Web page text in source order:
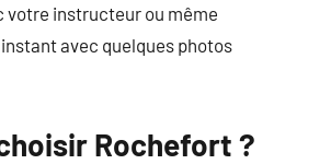
votre instructeur ou même
avec quelques photos
Rochefort ?